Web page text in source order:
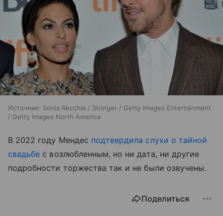
Источник: Sonia Recchia / Stringer / Getty Images Entertainment
/ Getty Images North America
В 2022 году Мендес подтвердила слухи о тайной
свадьбе с возлюбленным, но ни дата, ни другие
подробности торжества так и не были озвучены.
Поделиться